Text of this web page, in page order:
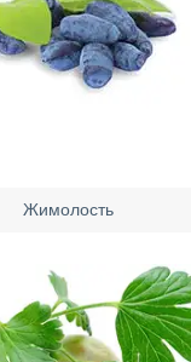
Жимолость